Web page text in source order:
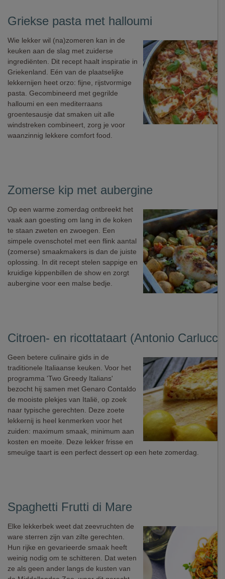
Griekse pasta met halloumi
Wie lekker wil (na)zomeren kan in de
keuken aan de slag met zuiderse
ingrediënten. Dit recept haalt inspiratie in
Griekenland. Eén van de plaatselijke
lekkernijen heet orzo: fijne, rijstvormige
pasta. Gecombineerd met gegrilde
halloumi en een mediterraans
groentesausje dat smaken uit alle
windstreken combineert, zorg je voor
waanzinnig lekkere comfort food.
Zomerse kip met aubergine
Op een warme zomerdag ontbreekt het
vaak aan goesting om lang in de koken
te staan zweten en zwoegen. Een
simpele ovenschotel met een flink aantal
(zomerse) smaakmakers is dan de juiste
oplossing. In dit recept stelen sappige en
kruidige kippenbillen de show en zorgt
aubergine voor een malse bedje.
Citroen- en ricottataart (Antonio
Geen betere culinaire gids in de
traditionele Italiaanse keuken. Voor het
programma 'Two Greedy Italians'
bezocht hij samen met Genaro Contaldo
de mooiste plekjes van Italië, op zoek
naar typische gerechten. Deze zoete
lekkernij is heel kenmerken voor het
zuiden: maximum smaak, minimum aan
kosten en moeite. Deze lekker frisse en
smeuïge taart is een perfect dessert op een hete zomerdag.
Spaghetti Frutti di Mare
Elke lekkerbek weet dat zeevruchten de
ware sterren zijn van zilte gerechten.
Hun rijke en gevarieerde smaak heeft
weinig nodig om te schitteren. Dat weten
ze als geen ander langs de kusten van